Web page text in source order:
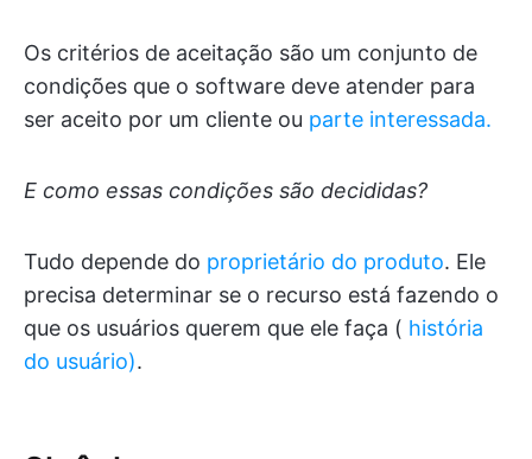
Os critérios de aceitação são um conjunto de
condições que o software deve atender para
ser aceito por um cliente ou parte interessada.
E como essas condições são decididas?
Tudo depende do proprietário do produto. Ele
precisa determinar se o recurso está fazendo o
que os usuários querem que ele faça ( história
do usuário).